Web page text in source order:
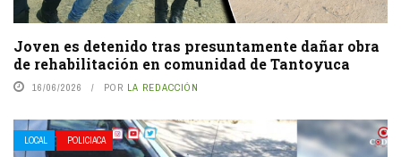
Joven es detenido tras presuntamente dañar obra
de rehabilitación en comunidad de Tantoyuca
16/06/2026 POR LA REDACCIÓN
LOCAL POLICIACA